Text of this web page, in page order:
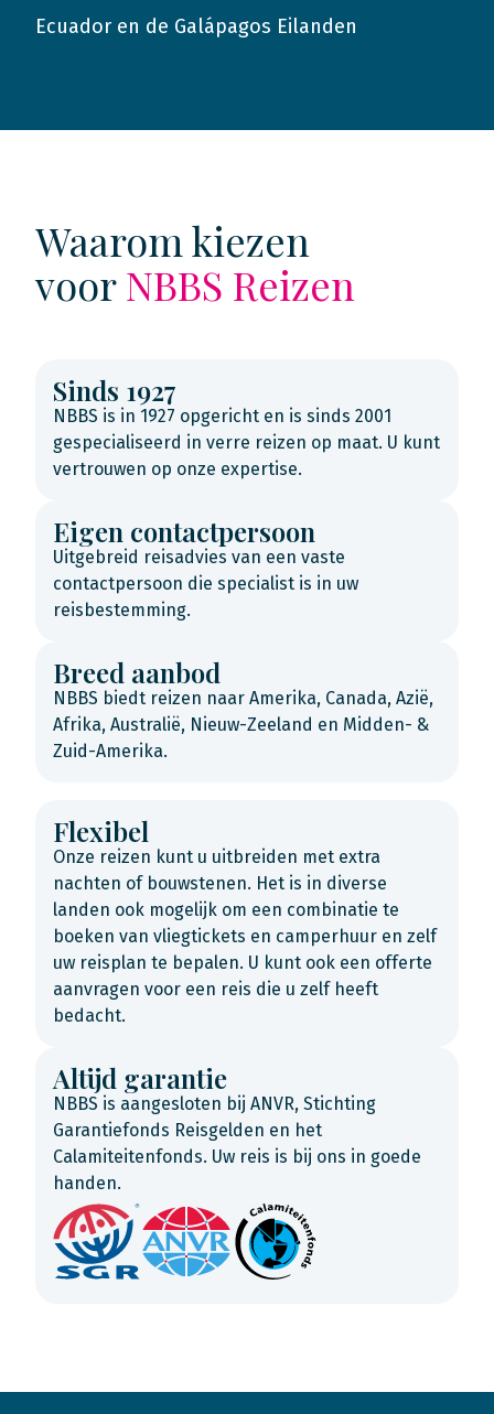
2014
Ecuador en de Galápagos Eilanden
Waarom kiezen
voorNBBS Reizen
Sinds 1927
NBBS is in 1927 opgericht en is sinds 2001
gespecialiseerd in verre reizen op maat. U kunt
vertrouwen op onze expertise.
Eigen contactpersoon
Uitgebreid reisadvies van een vaste
contactpersoon die specialist is in uw
reisbestemming.
Breed aanbod
NBBS biedt reizen naar Amerika, Canada, Azië,
Afrika, Australië, Nieuw-Zeeland en Midden- &
Zuid-Amerika.
Flexibel
Onze reizen kunt u uitbreiden met extra
nachten of bouwstenen. Het is in diverse
landen ook mogelijk om een combinatie te
boeken van vliegtickets en camperhuur en zelf
uw reisplan te bepalen. U kunt ook een offerte
aanvragen voor een reis die u zelf heeft
bedacht.
Altijd garantie
NBBS is aangesloten bij ANVR, Stichting
Garantiefonds Reisgelden en het
Calamiteitenfonds. Uw reis is bij ons in goede
handen.